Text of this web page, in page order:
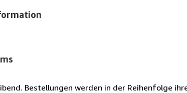
Bestellungen werden in der Reihenfolge